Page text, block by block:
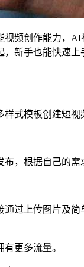
频创作能力，
新手也能快速
式模板创建短
，根据自己的需
过上传图片及
更多流量。